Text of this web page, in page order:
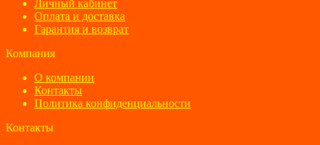
Личный кабинет
Оплата и доставка
Гарантия и возврат
Компания
О компании
Контакты
Политика конфиденциальности
Контакты